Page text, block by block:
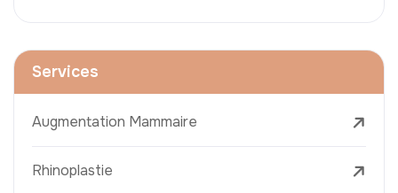
Services
Augmentation Mammaire
Rhinoplastie